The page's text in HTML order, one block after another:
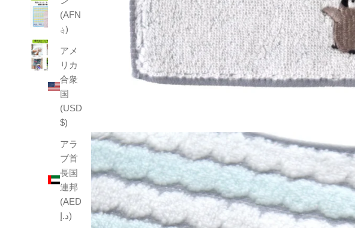
(AFN
؋)
アメ
リカ
合衆
国
(USD
$)
アラ
ブ首
長国
連邦
(AED
د.إ)